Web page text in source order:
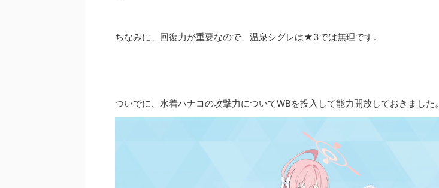
ちなみに、回復力が重要なので、温泉シグレは★3では無理です。
ついでに、水着ハナコの攻撃力についてWBを投入して能力開放しておきました。